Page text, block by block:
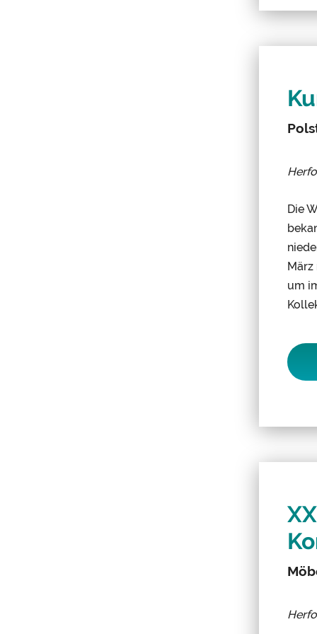
Die
März
um